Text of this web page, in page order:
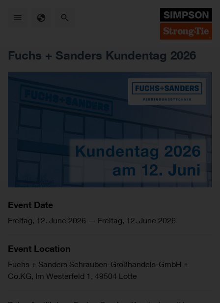
Fuchs + Sanders Kundentag 2026
Event Date
Freitag, 12. June 2026 — Freitag, 12. June 2026
Event Location
Fuchs + Sanders Schrauben-Großhandels-GmbH +
Co.KG, Im Westerfeld 1, 49504 Lotte